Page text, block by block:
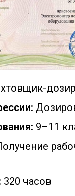
9–11
320 часов